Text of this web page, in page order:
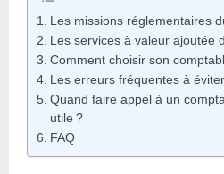
Les missions réglementaires
Les services à valeur ajoutée
Comment choisir son
Les erreurs fréquentes à éviter
Quand faire appel à un
utile ?
FAQ